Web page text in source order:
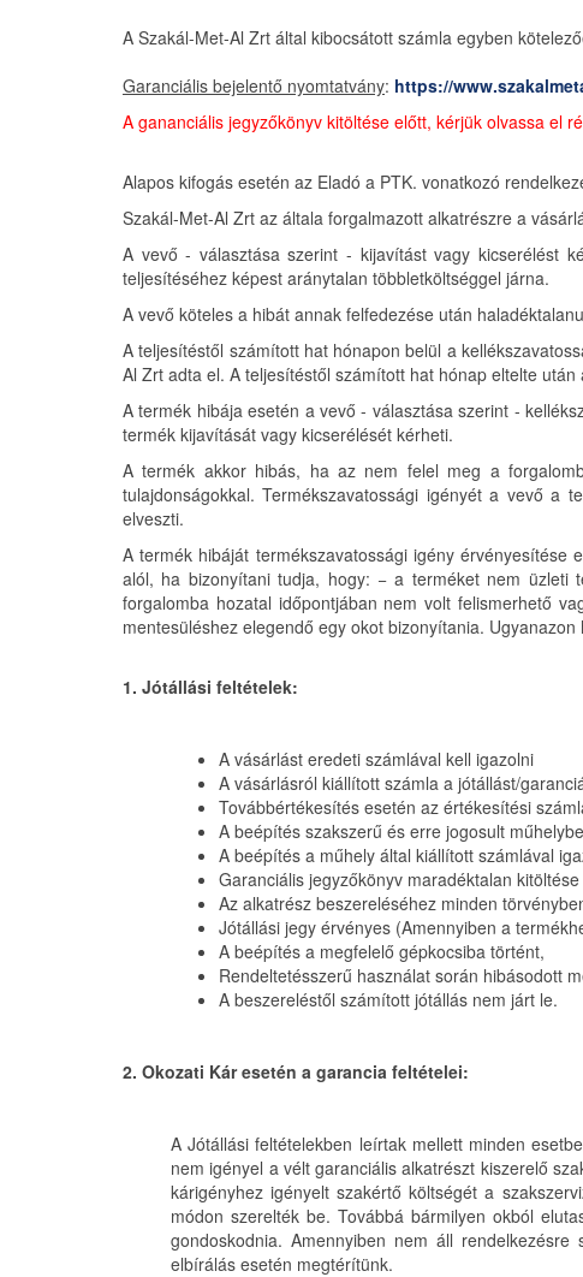
A Szakál-Met-Al Zrt által kibocsátott számla egyben
Garanciális bejelentő nyomtatvány: https://
A gananciális jegyzőkönyv kitöltése előtt, kérjük olvassa el
Alapos kifogás esetén az Eladó a PTK. vonatkozó
Szakál-Met-Al Zrt az általa forgalmazott alkatrészre a
A vevő - választása szerint - kijavítást vagy kicserélést
teljesítéséhez képest aránytalan többletköltséggel járna.
A vevő köteles a hibát annak felfedezése után
A teljesítéstől számított hat hónapon belül a
Al Zrt adta el. A teljesítéstől számított hat hónap eltelte
A termék hibája esetén a vevő - választása szerint -
termék kijavítását vagy kicserélését kérheti.
A termék akkor hibás, ha az nem felel meg a
tulajdonságokkal. Termékszavatossági igényét a vevő a
elveszti.
A termék hibáját termékszavatossági igény
alól, ha bizonyítani tudja, hogy: − a terméket nem üzleti
forgalomba hozatal időpontjában nem volt felismerhető
mentesüléshez elegendő egy okot bizonyítania.
1. Jótállási feltételek:
A vásárlást eredeti számlával kell igazolni
A vásárlásról kiállított számla a jótállást/
Továbbértékesítés esetén az értékesítési
A beépítés szakszerű és erre jogosult
A beépítés a műhely által kiállított számlával
Garanciális jegyzőkönyv maradéktalan
Az alkatrész beszereléséhez minden
Jótállási jegy érvényes (Amennyiben a
A beépítés a megfelelő gépkocsiba történt,
Rendeltetésszerű használat során hibásodott
A beszereléstől számított jótállás nem járt le.
2. Okozati Kár esetén a garancia feltételei:
A Jótállási feltételekben leírtak mellett minden
nem igényel a vélt garanciális alkatrészt kiszerelő
kárigényhez igényelt szakértő költségét a
módon szerelték be. Továbbá bármilyen okból
gondoskodnia. Amennyiben nem áll
elbírálás esetén megtérítünk.